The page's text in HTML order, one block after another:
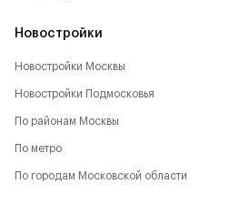
Новостройки
Новостройки Москвы
Новостройки Подмосковья
По районам Москвы
По метро
По городам Московской области